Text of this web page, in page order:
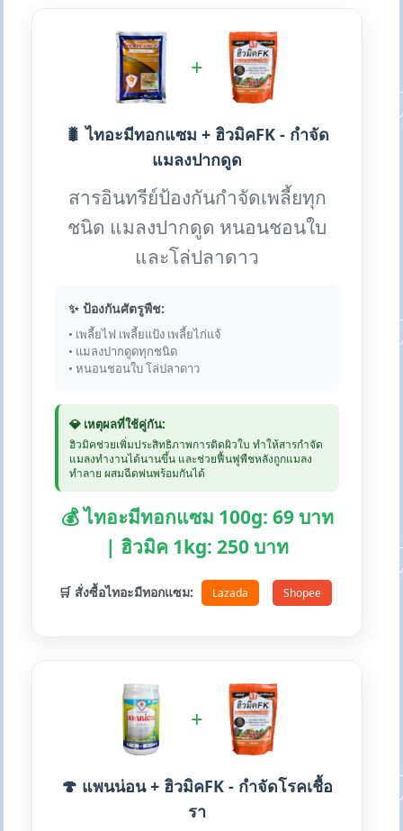
+
🐛 ไทอะมีทอกแซม + ฮิวมิคFK - กำจัด
แมลงปากดูด
สารอินทรีย์ป้องกันกำจัดเพลี้ยทุก
ชนิด แมลงปากดูด หนอนชอนใบ
และโล่ปลาดาว
✨ ป้องกันศัตรูพืช:
• เพลี้ยไฟ เพลี้ยแป้ง เพลี้ยไก่แจ้
• แมลงปากดูดทุกชนิด
• หนอนชอนใบ โล่ปลาดาว
💎 เหตุผลที่ใช้คู่กัน:
ฮิวมิคช่วยเพิ่มประสิทธิภาพการติดผิวใบ ทำให้สารกำจัด
แมลงทำงานได้นานขึ้น และช่วยฟื้นฟูพืชหลังถูกแมลง
ทำลาย ผสมฉีดพ่นพร้อมกันได้
💰 ไทอะมีทอกแซม 100g: 69 บาท
| ฮิวมิค 1kg: 250 บาท
🛒 สั่งซื้อไทอะมีทอกแซม: Lazada Shopee
+
🍄 แพนน่อน + ฮิวมิคFK - กำจัดโรคเชื้อ
รา